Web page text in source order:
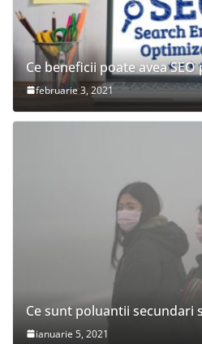
Ce beneficii poate avea
februarie 3, 2021
Ce sunt poluantii secundari
ianuarie 5, 2021